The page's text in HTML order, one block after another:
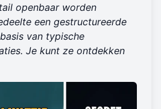
openbaar worden
een gestructureerde
van typische
Je kunt ze ontdekken